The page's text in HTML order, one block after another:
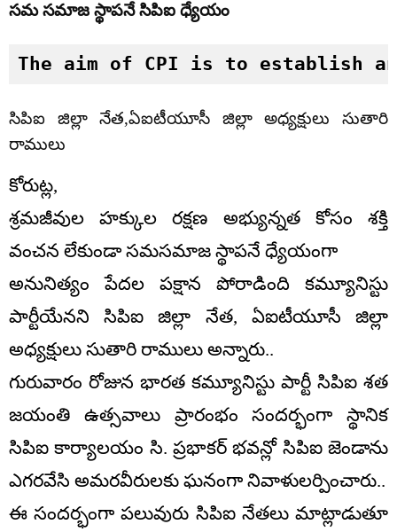
సమ సమాజ స్థాపనే సిపిఐ ధ్యేయం
The aim of CPI is to establish
సిపిఐ జిల్లా నేత,ఏఐటీయూసీ జిల్లా అధ్యక్షులు సుతారి
రాములు
కోరుట్ల,
శ్రమజీవుల హక్కుల రక్షణ అభ్యున్నత కోసం శక్తి
వంచన లేకుండా సమసమాజ స్థాపనే ధ్యేయంగా
అనునిత్యం పేదల పక్షాన పోరాడింది కమ్యూనిస్టు
పార్టీయేనని సిపిఐ జిల్లా నేత, ఏఐటీయూసీ జిల్లా
అధ్యక్షులు సుతారి రాములు అన్నారు..
గురువారం రోజున భారత కమ్యూనిస్టు పార్టీ సిపిఐ శత
జయంతి ఉత్సవాలు ప్రారంభం సందర్భంగా స్థానిక
సిపిఐ కార్యాలయం సి. ప్రభాకర్ భవన్లో సిపిఐ జెండాను
ఎగరవేసి అమరవీరులకు ఘనంగా నివాళులర్పించారు..
ఈ సందర్భంగా పలువురు సిపిఐ నేతలు మాట్లాడుతూ